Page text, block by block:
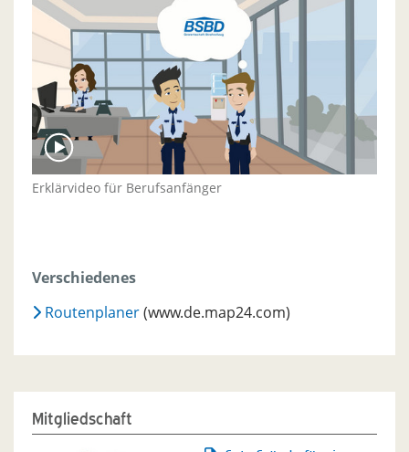
Erklärvideo für Berufsanfänger
Verschiedenes
Routenplaner(www.de.map24.com)
Mitgliedschaft